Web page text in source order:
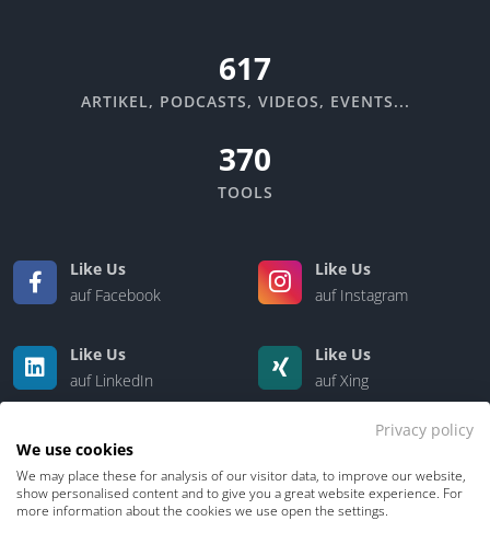
670
ARTIKEL, PODCASTS, VIDEOS, EVENTS...
370
TOOLS
Like Us
auf Facebook
Like Us
auf Instagram
Like Us
auf LinkedIn
Like Us
auf Xing
Privacy policy
We use cookies
We may place these for analysis of our visitor data, to improve our website,
show personalised content and to give you a great website experience. For
more information about the cookies we use open the settings.